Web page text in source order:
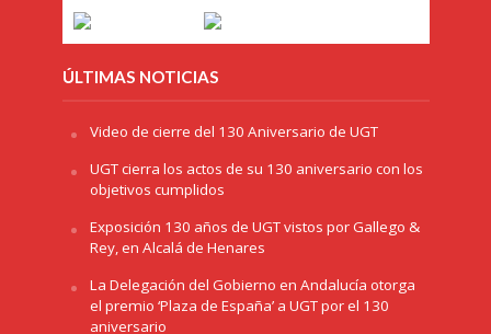
ÚLTIMAS NOTICIAS
Video de cierre del 130 Aniversario de UGT
UGT cierra los actos de su 130 aniversario con los
objetivos cumplidos
Exposición 130 años de UGT vistos por Gallego &
Rey, en Alcalá de Henares
La Delegación del Gobierno en Andalucía otorga
el premio ‘Plaza de España’ a UGT por el 130
aniversario